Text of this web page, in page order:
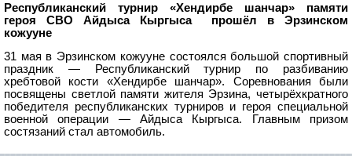
Республиканский турнир «Хендирбе шанчар» памяти
героя СВО Айдыса Кыргыса прошёл в Эрзинском
кожууне
31 мая в Эрзинском кожууне состоялся большой спортивный
праздник — Республиканский турнир по разбиванию
хребтовой кости «Хендирбе шанчар». Соревнования были
посвящены светлой памяти жителя Эрзина, четырёхкратного
победителя республиканских турниров и героя специальной
военной операции — Айдыса Кыргыса. Главным призом
состязаний стал автомобиль.